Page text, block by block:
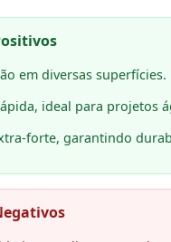
em diversas superfícies.
ideal para projetos
forte, garantindo